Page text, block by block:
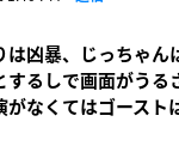
は凶暴、じっちゃん
するしで画面がう
がなくてはゴースト